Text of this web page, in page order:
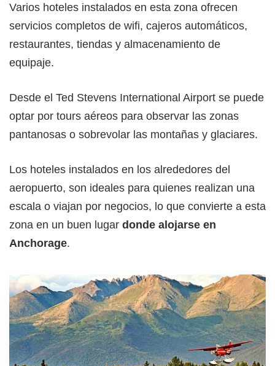
Varios hoteles instalados en esta zona ofrecen
servicios completos de wifi, cajeros automáticos,
restaurantes, tiendas y almacenamiento de
equipaje.
Desde el Ted Stevens International Airport se puede
optar por tours aéreos para observar las zonas
pantanosas o sobrevolar las montañas y glaciares.
Los hoteles instalados en los alrededores del
aeropuerto, son ideales para quienes realizan una
escala o viajan por negocios, lo que convierte a esta
zona en un buen lugar donde alojarse en
Anchorage.